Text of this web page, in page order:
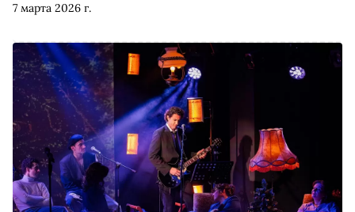
7 марта 2026 г.
символические сувениры, а арт-фестивали собирают
интересный культурный мерч